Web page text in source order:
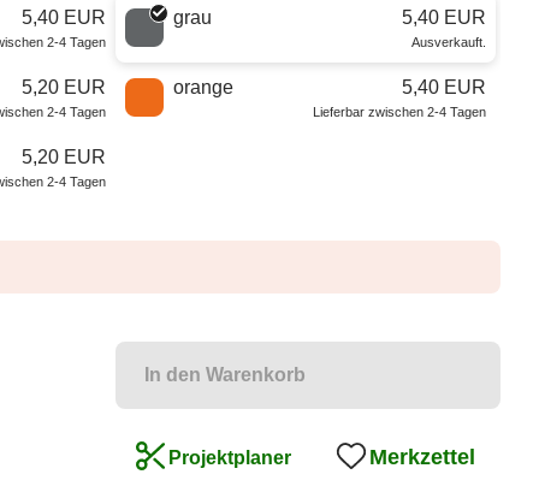
5,40 EUR
2-4 Tagen
grau 5,40 EUR
Ausverkauft.
5,20 EUR
2-4 Tagen
orange 5,40 EUR
Lieferbar zwischen 2-4 Tagen
5,20 EUR
2-4 Tagen
In den Warenkorb
Projektplaner Merkzettel